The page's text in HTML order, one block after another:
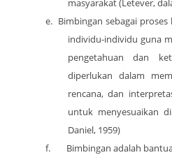
e. Bimbingan sebagai
individu-individu guna
pengetahuan dan
diperlukan dalam
rencana, dan
untuk menyesuaikan
Daniel, 1959)
f.
Bimbingan adalah